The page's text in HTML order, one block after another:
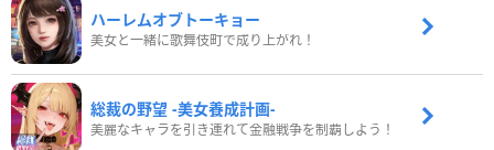
ハーレムオブトーキョー
美女と一緒に歌舞伎町で成り上がれ！
総裁の野望 -美女養成計画-
美麗なキャラを引き連れて金融戦争を制覇しよう！